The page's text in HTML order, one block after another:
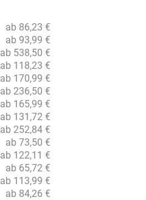
ab 86,23 €
ab 93,99 €
ab 538,50 €
ab 118,23 €
ab 170,99 €
ab 236,50 €
ab 165,99 €
ab 131,72 €
ab 252,84 €
ab 73,50 €
ab 122,11 €
ab 65,72 €
ab 113,99 €
ab 84,26 €